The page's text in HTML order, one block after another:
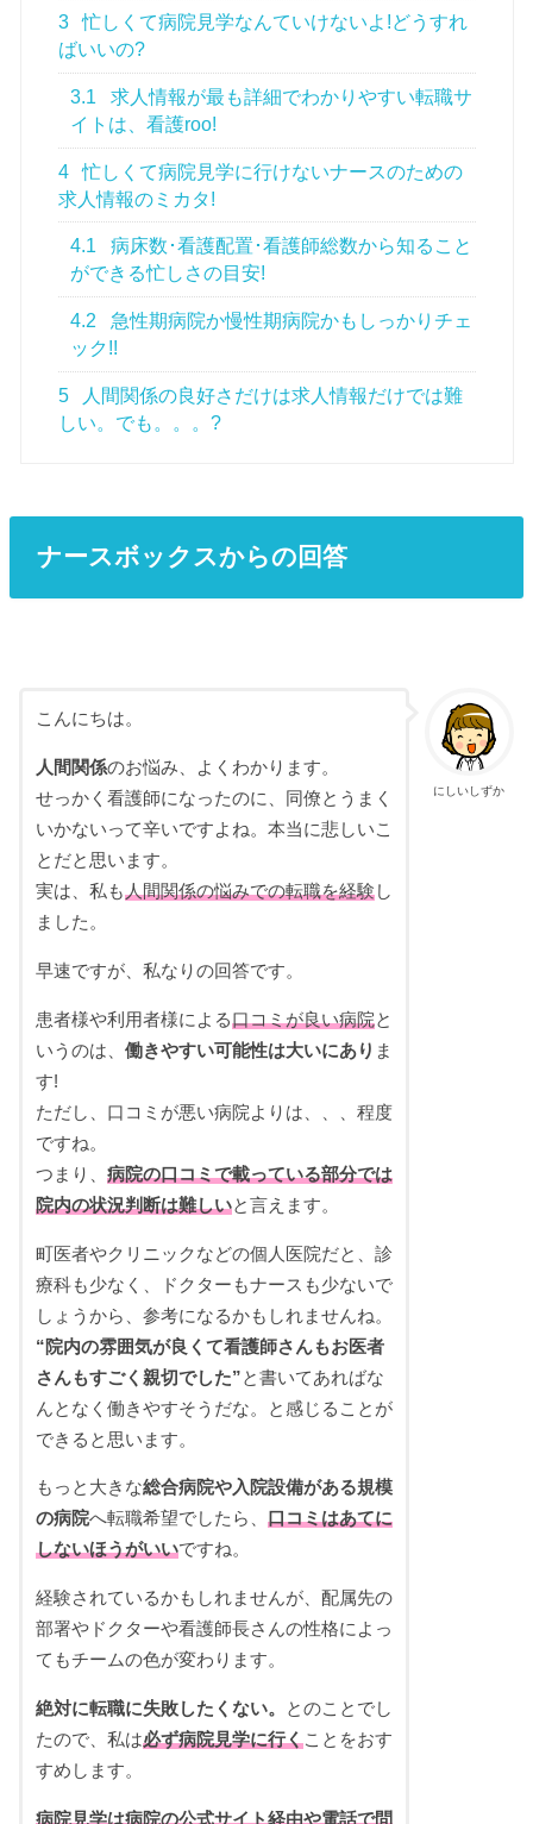
3
忙しくて病院見学なんていけないよ!どうすれ
ばいいの?
3.1
求人情報が最も詳細でわかりやすい転職サ
イトは、看護roo!
4
忙しくて病院見学に行けないナースのための
求人情報のミカタ!
4.1
病床数･看護配置･看護師総数から知ること
ができる忙しさの目安!
4.2
急性期病院か慢性期病院かもしっかりチェ
ック!!
5
人間関係の良好さだけは求人情報だけでは難
しい。でも。。。?
ナースボックスからの回答
にしいしずか
こんにちは。
人間関係のお悩み、よくわかります。
せっかく看護師になったのに、同僚とうまく
いかないって辛いですよね。本当に悲しいこ
とだと思います。
実は、私も人間関係の悩みでの転職を経験し
ました。
早速ですが、私なりの回答です。
患者様や利用者様による口コミが良い病院と
いうのは、 働きやすい可能性は大いにあり ま
す!
ただし、口コミが悪い病院よりは、、、程度
ですね。
つまり、 病院の口コミで載っている部分では
院内の状況判断は難しいと言えます。
町医者やクリニックなどの個人医院だと、診
療科も少なく、ドクターもナースも少ないで
しょうから、参考になるかもしれませんね。
“院内の雰囲気が良くて看護師さんもお医者
さんもすごく親切でした”と書いてあればな
んとなく働きやすそうだな。と感じることが
できると思います。
もっと大きな総合病院や入院設備がある規模
の病院へ転職希望でしたら、 口コミはあてに
しないほうがいいですね。
経験されているかもしれませんが、配属先の
部署やドクターや看護師長さんの性格によっ
てもチームの色が変わります。
絶対に転職に失敗したくない。
とのことでし
たので、私は必ず病院見学に行くことをおす
すめします。
病院見学は病院の公式サイト経由や電話で問